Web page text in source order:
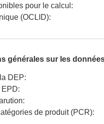
pour le calcul :
(OCLID):
générales sur les
DEP:
EPD:
:
de produit (PCR):